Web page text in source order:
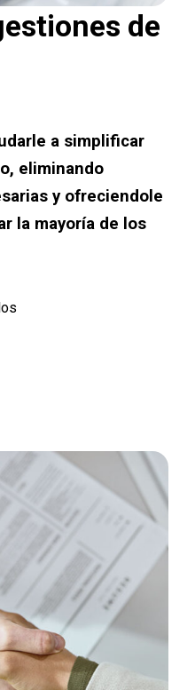
de
a simplificar
eliminando
y ofreciendole
la mayoría de los